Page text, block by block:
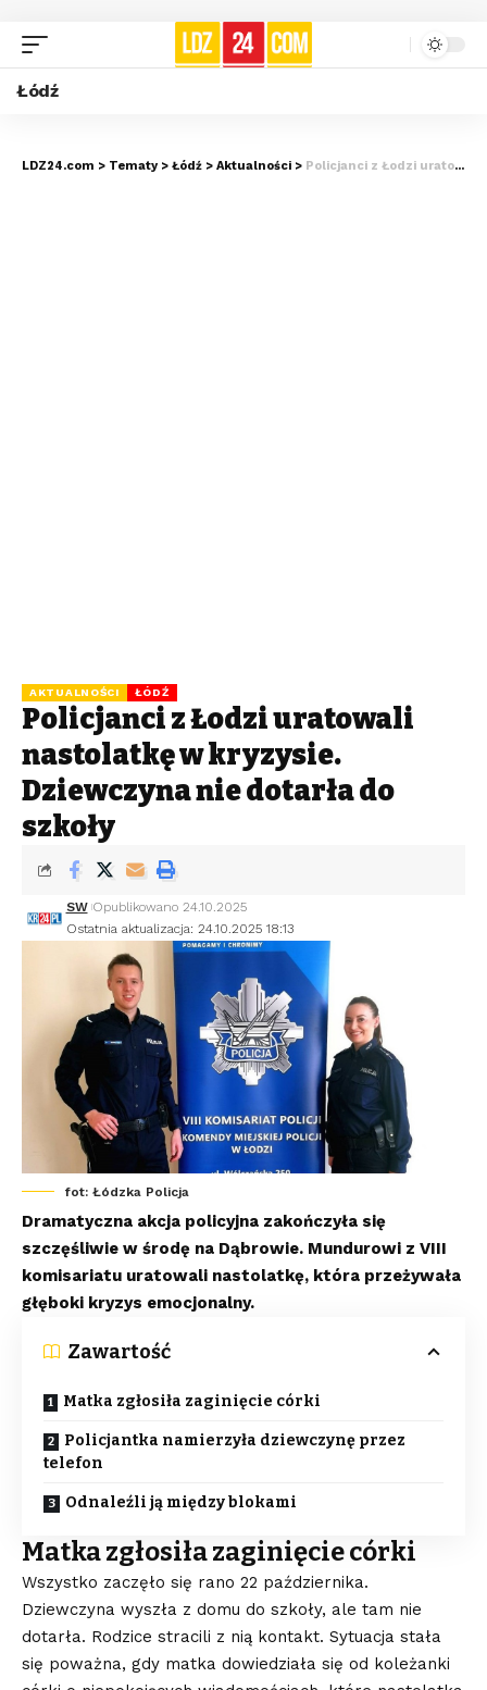
Łódź
LDZ24.com > Tematy > Łódź > Aktualności > Policjanci z Łodzi uratowali nastolatkę w kryzysie. Dziewczyna nie dotarła do szkoły
AKTUALNOŚCI ŁÓDŹ
Policjanci z Łodzi uratowali
nastolatkę w kryzysie.
Dziewczyna nie dotarła do
szkoły
Ostatnia aktualizacja: 24.10.2025 18:13
SW Opublikowano 24.10.2025
fot: Łódzka Policja
Dramatyczna akcja policyjna zakończyła się
szczęśliwie w środę na Dąbrowie. Mundurowi z VIII
komisariatu uratowali nastolatkę, która przeżywała
głęboki kryzys emocjonalny.
Zawartość
Matka zgłosiła zaginięcie córki
Policjantka namierzyła dziewczynę przez
telefon
Odnaleźli ją między blokami
Matka zgłosiła zaginięcie córki
Wszystko zaczęło się rano 22 października.
Dziewczyna wyszła z domu do szkoły, ale tam nie
dotarła. Rodzice stracili z nią kontakt. Sytuacja stała
się poważna, gdy matka dowiedziała się od koleżanki